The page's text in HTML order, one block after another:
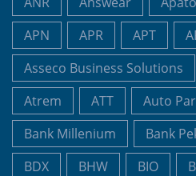
APN
APR APT
Asseco Business Solutions
Atrem
ATT Auto
Bank Millenium
Bank
BDX
BHW BIO